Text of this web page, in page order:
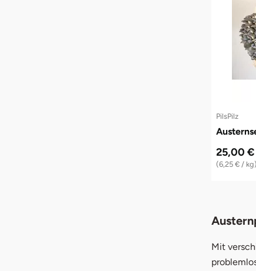
PilsPilz
25,00 €
(6,25 € / kg)
Mit